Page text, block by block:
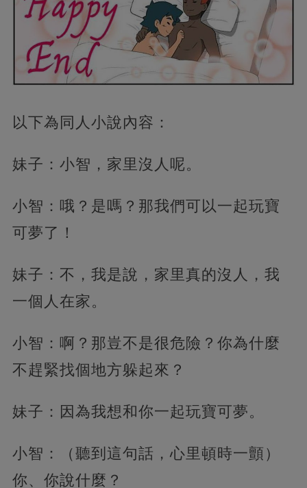
以下為同人小說內容：
妹子：小智，家里沒人呢。
小智：哦？是嗎？那我們可以一起玩寶
可夢了！
妹子：不，我是說，家里真的沒人，我
一個人在家。
小智：啊？那豈不是很危險？你為什麼
不趕緊找個地方躲起來？
妹子：因為我想和你一起玩寶可夢。
小智：（聽到這句話，心里頓時一顫）
你、你說什麼？